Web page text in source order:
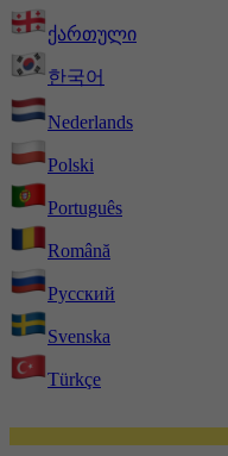
ქართული
한국어
Nederlands
Polski
Português
Română
Русский
Svenska
Türkçe